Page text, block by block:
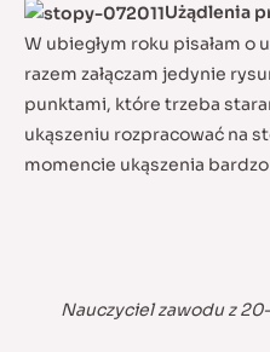
Użądlenia
W ubiegłym roku pisałam o
razem załączam jedynie
punktami, które trzeba
ukąszeniu rozpracować na
momencie ukąszenia
Nauczyciel zawodu z